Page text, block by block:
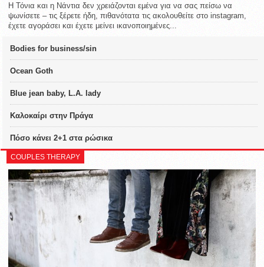
Η Τόνια και η Νάντια δεν χρειάζονται εμένα για να σας πείσω να
ψωνίσετε – τις ξέρετε ήδη, πιθανότατα τις ακολουθείτε στο instagram,
έχετε αγοράσει και έχετε μείνει ικανοποιημένες...
Bodies for business/sin
Ocean Goth
Blue jean baby, L.A. lady
Καλοκαίρι στην Πράγα
Πόσο κάνει 2+1 στα ρώσικα
COUPLES THERAPY